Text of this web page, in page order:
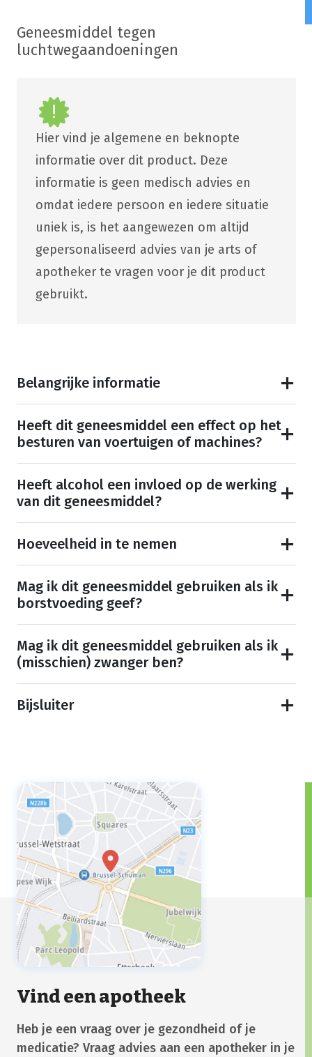
Geneesmiddel tegen
luchtwegaandoeningen
Hier vind je algemene en beknopte
informatie over dit product. Deze
informatie is geen medisch advies en
omdat iedere persoon en iedere situatie
uniek is, is het aangewezen om altijd
gepersonaliseerd advies van je arts of
apotheker te vragen voor je dit product
gebruikt.
Belangrijke informatie
Heeft dit geneesmiddel een effect op het
besturen van voertuigen of machines?
Heeft alcohol een invloed op de werking
van dit geneesmiddel?
Hoeveelheid in te nemen
Mag ik dit geneesmiddel gebruiken als ik
borstvoeding geef?
Mag ik dit geneesmiddel gebruiken als ik
(misschien) zwanger ben?
Bijsluiter
Vind een apotheek
Heb je een vraag over je gezondheid of je
medicatie? Vraag advies aan een apotheker in je